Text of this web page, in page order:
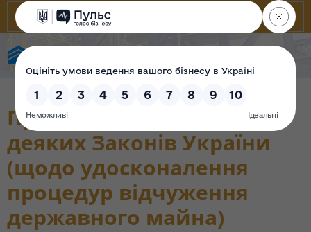
Про внесення змін до
деяких Законів України
(щодо удосконалення
процедур відчуження
державного майна)